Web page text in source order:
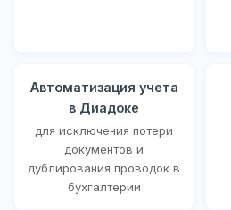
Автоматизация учета
в Диадоке
для исключения потери
документов и
дублирования проводок в
бухгалтерии